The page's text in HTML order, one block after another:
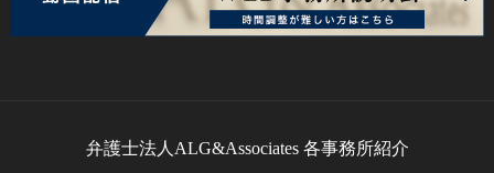
弁護士法人ALG&Associates 各事務所紹介